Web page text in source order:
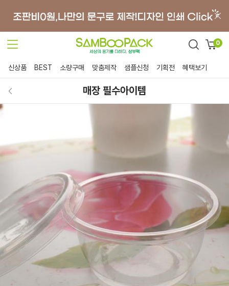
0
신상품 BEST 소량구매 맞춤제작 샘플신청 기획전 혜택보기
매장 필수아이템